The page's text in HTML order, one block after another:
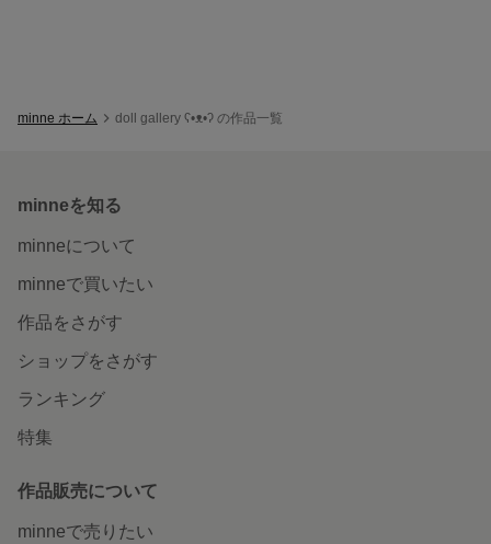
minne ホーム doll gallery ʕ•ᴥ•ʔ の作品一覧
minneを知る
minneについて
minneで買いたい
作品をさがす
ショップをさがす
ランキング
特集
作品販売について
minneで売りたい